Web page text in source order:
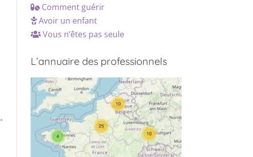
Comment guérir
Avoir un enfant
Vous n’êtes pas seule
L’annuaire des professionnels